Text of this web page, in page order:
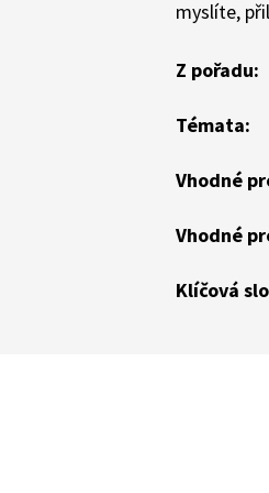
myslíte,
Z pořadu:
Témata:
Vhodné
Vhodné
Klíčová